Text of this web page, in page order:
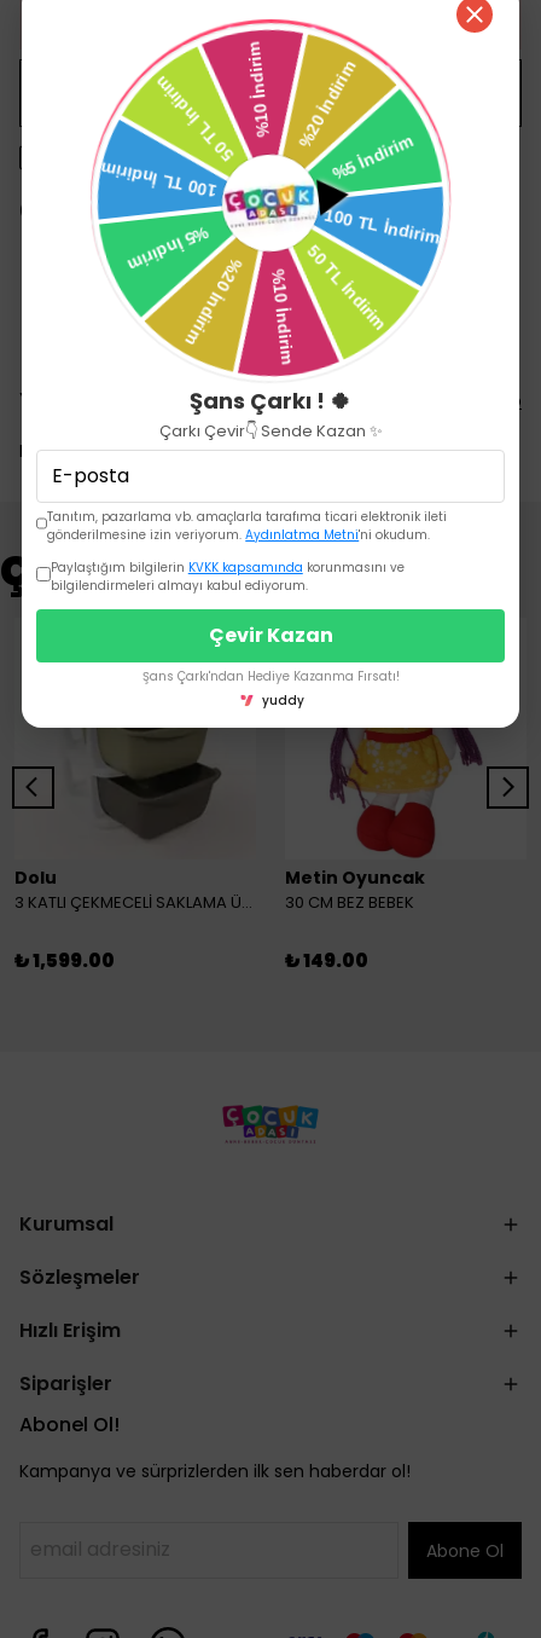
HEMEN AL
WHATSAPP
1500 TL üzeri ücretsiz kargo
14 gün içinde iade değişim
Yorumlar Yorum Yap
Bu ürün için henüz yorum yapılmamış.
Çok Satanlar
Dolu
3 KATLI ÇEKMECELİ SAKLAMA ÜNİTESİ
₺ 1,599.00
Metin Oyuncak
30 CM BEZ BEBEK
₺ 149.00
Kurumsal
Sözleşmeler
Hızlı Erişim
Siparişler
Abonel Ol!
Kampanya ve sürprizlerden ilk sen haberdar ol!
Abone Ol
Şans Çarkı ! 🍀
Çarkı Çevir👇 Sende Kazan ✨
Tanıtım, pazarlama vb. amaçlarla tarafıma ticari elektronik ileti
gönderilmesine izin veriyorum.Aydınlatma Metni'ni okudum.
Paylaştığım bilgilerin KVKK kapsamında korunmasını ve
bilgilendirmeleri almayı kabul ediyorum.
Çevir Kazan
Şans Çarkı'ndan Hediye Kazanma Fırsatı!
yuddy